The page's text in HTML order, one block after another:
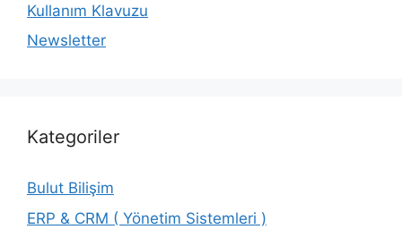
Kullanım Klavuzu
Newsletter
Kategoriler
Bulut Bilişim
ERP & CRM ( Yönetim Sistemleri )